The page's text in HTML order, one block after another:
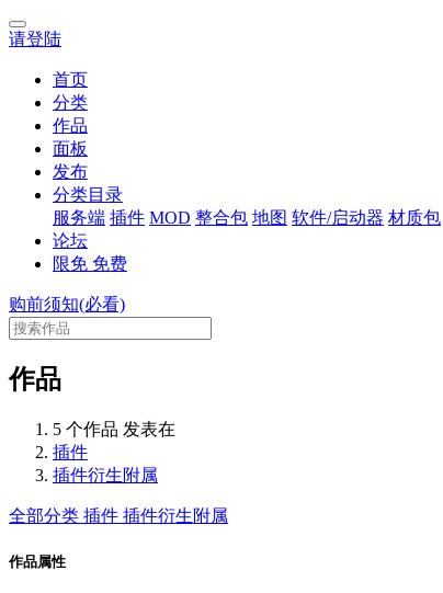
请登陆
首页
分类
作品
面板
发布
分类目录
服务端 插件 MOD 整合包 地图 软件/启动器 材质包
论坛
限免 免费
购前须知(必看)
作品
5 个作品 发表在
插件
插件衍生附属
全部分类 插件 插件衍生附属
作品属性